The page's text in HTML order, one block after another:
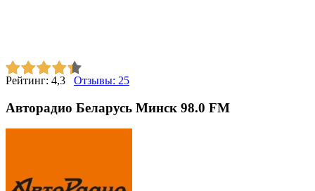
Рейтинг: 4,3 Отзывы: 25
Авторадио Беларусь Минск 98.0 FM